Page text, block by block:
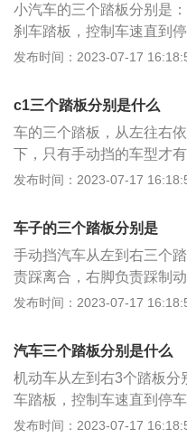
小汽车的三个踏板分别是
刹车踏板，控制车速直到
合器踏板，是手动挡的专
或停车。3、最右边是油
制进入发动机气缸内空气
从左往右依次是：离合器
动挡的车型才有三个踏板
离合器踏板，只有油门和
有专门放左脚的地方。4、
觉的踩下踏板，这在行车
发布时间：2023-07-17
c1三个踏板分别是什么
车的三个踏板，从左往右
下，只有手动挡的车型才
挡，是不需要离合器踏板
时内部会自动调节离合器
依据的。一般的人习惯用
样设计，可以让驾驶员在
门刹车就不可能同时踩了
候，左脚控制离合，右脚
间的驾驶很容易不自觉的
发布时间：2023-07-17
车子的三个踏板分别是
手动挡汽车从左到右三个
责踩离合，右脚负责踩制
离合器总成的操纵装置，
离合。其操作正确与否，
顾名思义就是限制动力的
车。它是汽车驾驶五大操
着汽车驾驶安全。3、油门
而控制发动机的转速。开
发布时间：2023-07-17
汽车三个踏板分别是什么
机动车从左到右3个踏板分
车踏板，控制车速直到停
样安排对于连接发动机配
发布时间：2023-07-17